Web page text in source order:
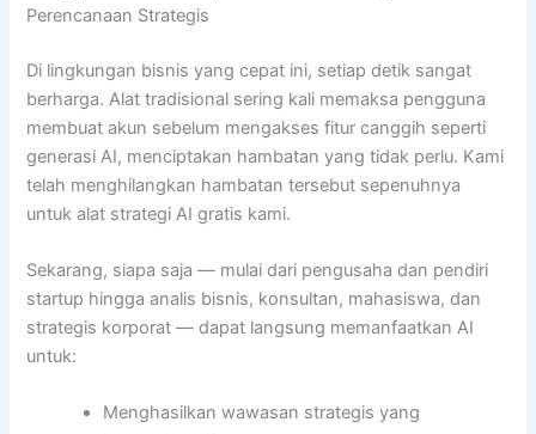
Perencanaan Strategis
Di lingkungan bisnis yang cepat ini, setiap detik sangat
berharga. Alat tradisional sering kali memaksa pengguna
membuat akun sebelum mengakses fitur canggih seperti
generasi AI, menciptakan hambatan yang tidak perlu. Kami
telah menghilangkan hambatan tersebut sepenuhnya
untuk alat strategi AI gratis kami.
Sekarang, siapa saja — mulai dari pengusaha dan pendiri
startup hingga analis bisnis, konsultan, mahasiswa, dan
strategis korporat — dapat langsung memanfaatkan AI
untuk:
Menghasilkan wawasan strategis yang